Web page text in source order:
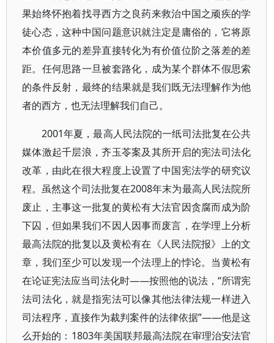
果始终怀抱着找寻西方之良药来救治中国之顽疾的学
徒心态，这种中国问题意识就注定是庸俗的，它将原
本价值多元的差异直接转化为有价值位阶之落差的差
距。任何思路一旦被套路化，成为某个群体不假思索
的条件反射，最终的结果就是我们既无法理解作为他
者的西方，也无法理解我们自己。
2001年夏，最高人民法院的一纸司法批复在公共
媒体激起千层浪，齐玉苓案及其所开启的宪法司法化
改革，由此在很大程度上设置了中国宪法学的研究议
程。虽然这个司法批复在2008年末为最高人民法院所
废止，主事这一批复的黄松有大法官因贪腐而成为阶
下囚，但如果我们不因人因事而废言，在学理上分析
最高法院的批复以及黄松有在《人民法院报》上的文
章，我们至少可以发现一个法理上的悖论。当黄松有
在论证宪法应当司法化时——按照他的说法，“所谓宪
法司法化，就是指宪法可以像其他法律法规一样进入
司法程序，直接作为裁判案件的法律依据”——他是这
么开始的：1803年美国联邦最高法院在审理治安法官